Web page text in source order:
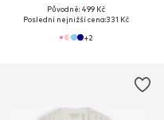
Původně: 499 Kč
Poslední nejnižší cena:331 Kč
+2